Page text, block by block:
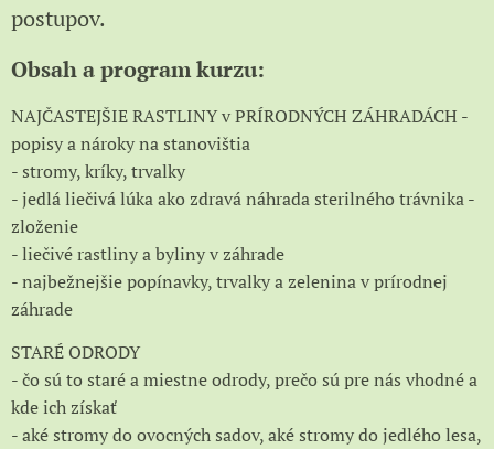
postupov.
Obsah a program kurzu:
NAJČASTEJŠIE RASTLINY v PRÍRODNÝCH ZÁHRADÁCH -
popisy a nároky na stanovištia
- stromy, kríky, trvalky
- jedlá liečivá lúka ako zdravá náhrada sterilného trávnika -
zloženie
- liečivé rastliny a byliny v záhrade
- najbežnejšie popínavky, trvalky a zelenina v prírodnej
záhrade
STARÉ ODRODY
- čo sú to staré a miestne odrody, prečo sú pre nás vhodné a
kde ich získať
- aké stromy do ovocných sadov, aké stromy do jedlého lesa,